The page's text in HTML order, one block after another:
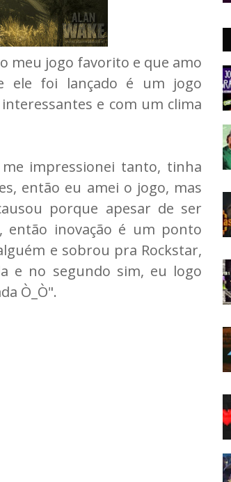
meu jogo favorito e que amo
ele foi lançado é um jogo
e com um clima
impressionei tanto, tinha
então eu amei o jogo, mas
porque apesar de ser
então inovação é um ponto
e sobrou pra Rockstar,
e no segundo sim, eu logo
Ò_Ò".